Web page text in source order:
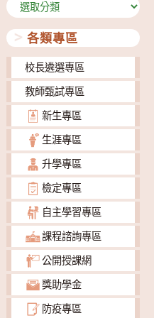
類
各類專區
校長遴選專區
教師甄試專區
新生專區
生涯專區
升學專區
檢定專區
自主學習專區
課程諮詢專區
公開授課網
獎助學金
防疫專區